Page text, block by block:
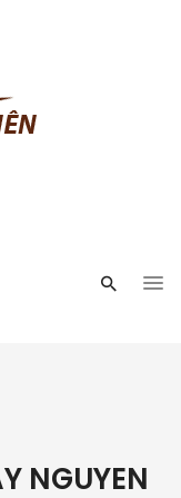
NGUYEN